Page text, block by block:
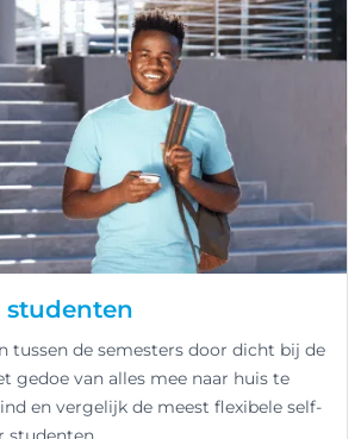
studenten
tussen de semesters door dicht bij de
gedoe van alles mee naar huis te
en vergelijk de meest flexibele self-